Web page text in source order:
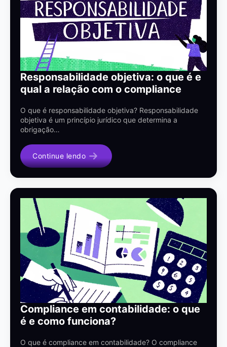
Responsabilidade objetiva: o que é e
qual a relação com o compliance
O que é responsabilidade objetiva? Responsabilidade
objetiva é um princípio jurídico que determina a
obrigação…
Continue lendo
Compliance em contabilidade: o que
é e como funciona?
O que é compliance em contabilidade? O compliance